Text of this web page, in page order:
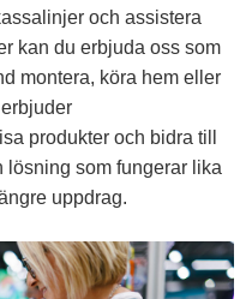
och assistera
kan du erbjuda oss som
montera, köra hem eller
produkter och bidra till
lösning som fungerar lika
uppdrag.